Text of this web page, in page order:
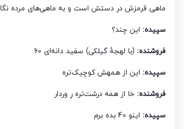
ماهی قرمزش در دستش است و به ماهی‌های مرده
سپیده: این چند؟
فروشنده: (با لهجۀ گیلکی) سفید دانه‌ای 60
سپیده: این از همهش کوچیک‌تره
فروشنده: خا از همه درشت‌تره رِ وردار
سپیده: اینو 40 بده برم